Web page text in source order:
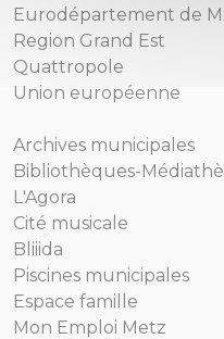
Eurodépartement de
Region Grand Est
Quattropole
Union européenne
Archives municipales
Bibliothèques-
L'Agora
Cité musicale
Bliiida
Piscines municipales
Espace famille
Mon Emploi Metz